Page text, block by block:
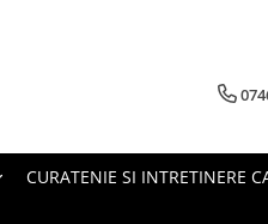
CURATENIE SI INTRETINERE